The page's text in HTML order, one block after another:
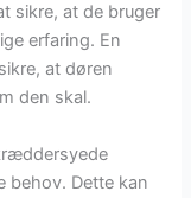
sikre, at de bruger
erfaring. En
at døren
den skal.
behov. Dette kan